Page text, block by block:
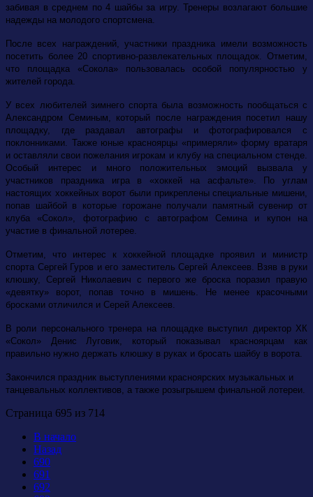
забивая в среднем по 4 шайбы за игру. Тренеры возлагают большие
надежды на молодого спортсмена.
После всех награждений, участники праздника имели возможность
посетить более 20 спортивно-развлекательных площадок. Отметим,
что площадка «Сокола» пользовалась особой популярностью у
жителей города.
У всех любителей зимнего спорта была возможность пообщаться с
Александром Семиным, который после награждения посетил нашу
площадку, где раздавал автографы и фотографировался с
поклонниками. Также юные красноярцы «примеряли» форму вратаря
и оставляли свои пожелания игрокам и клубу на специальном стенде.
Особый интерес и много положительных эмоций вызвала у
участников праздника игра в «хоккей на асфальте». По углам
настоящих хоккейных ворот были прикреплены специальные мишени,
попав шайбой в которые горожане получали памятный сувенир от
клуба «Сокол», фотографию с автографом Семина и купон на
участие в финальной лотерее.
Отметим, что интерес к хоккейной площадке проявил и министр
спорта Сергей Гуров и его заместитель Сергей Алексеев. Взяв в руки
клюшку, Сергей Николаевич с первого же броска поразил правую
«девятку» ворот, попав точно в мишень. Не менее красочными
бросками отличился и Серей Алексеев.
В роли персонального тренера на площадке выступил директор ХК
«Сокол» Денис Луговик, который показывал красноярцам как
правильно нужно держать клюшку в руках и бросать шайбу в ворота.
Закончился праздник выступлениями красноярских музыкальных и
танцевальных коллективов, а также розыгрышем финальной лотереи.
Страница 695 из 714
В начало
Назад
690
691
692